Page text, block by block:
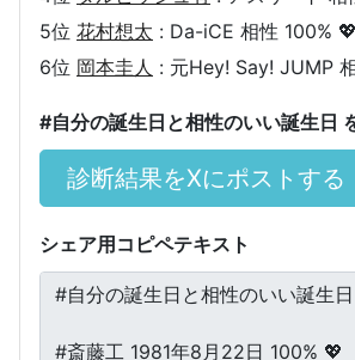
5位 花村想太 : Da-iCE 相性 100% 💖
6位 岡本圭人 : 元Hey! Say! JUMP
#自分の誕生日と相性のいい誕生日
診断結果をXにポストする
シェア用コピペテキスト